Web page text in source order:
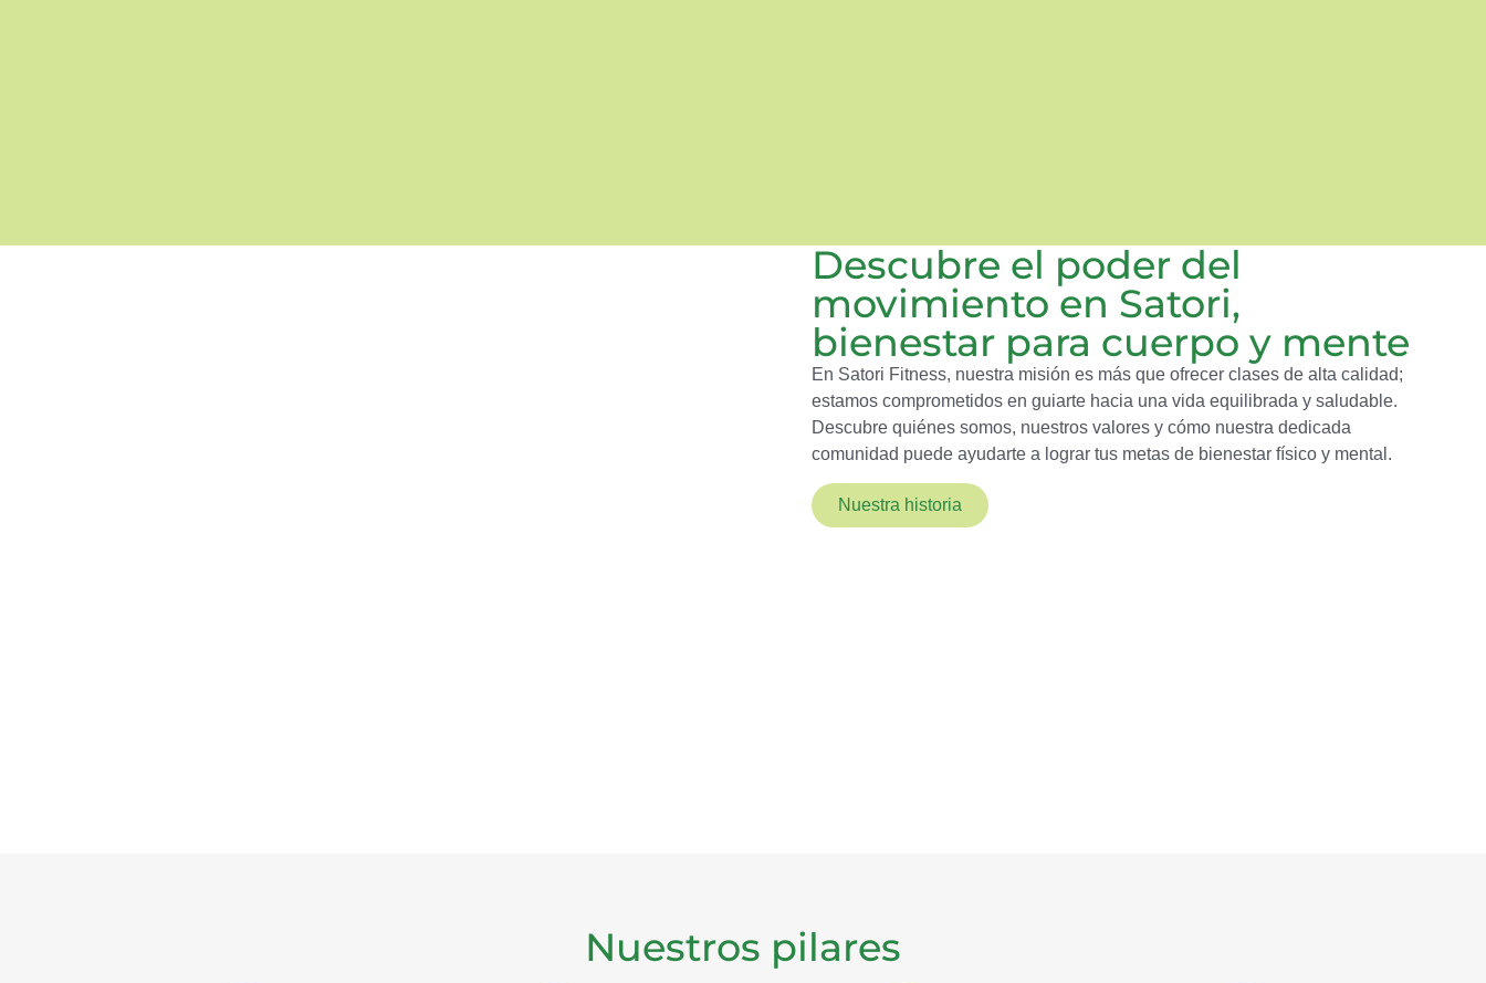
Descubre el poder del
movimiento en Satori,
bienestar para cuerpo y mente
En Satori Fitness, nuestra misión es más que ofrecer clases de alta calidad;
estamos comprometidos en guiarte hacia una vida equilibrada y saludable.
Descubre quiénes somos, nuestros valores y cómo nuestra dedicada
comunidad puede ayudarte a lograr tus metas de bienestar físico y mental.
Nuestra historia
Nuestros pilares